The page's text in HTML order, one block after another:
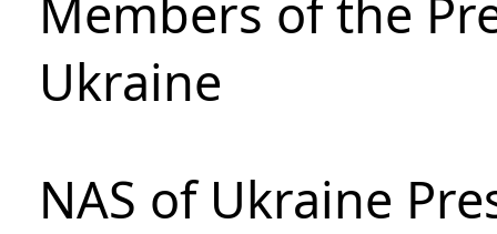
Members of the
Ukraine
NAS of Ukraine